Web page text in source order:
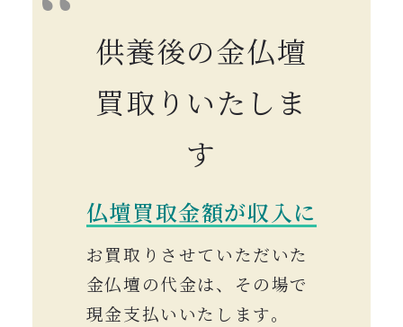
供養後の金仏壇
買取りいたしま
す
仏壇買取金額が収入に
お買取りさせていただいた
金仏壇の代金は、その場で
現金支払いいたします。